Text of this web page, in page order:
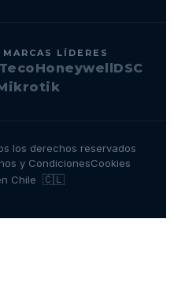
LÍDERES
HoneywellDSC
los derechos reservados
y CondicionesCookies
Chile 🇨🇱